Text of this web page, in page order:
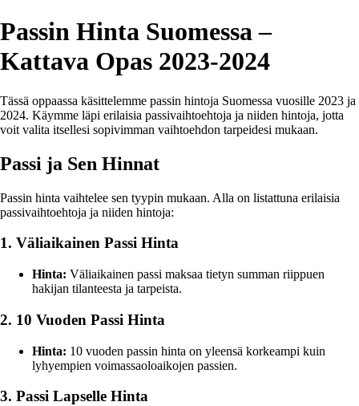
Passin Hinta Suomessa –
Kattava Opas 2023-2024
Tässä oppaassa käsittelemme passin hintoja Suomessa vuosille 2023 ja
2024. Käymme läpi erilaisia passivaihtoehtoja ja niiden hintoja, jotta
voit valita itsellesi sopivimman vaihtoehdon tarpeidesi mukaan.
Passi ja Sen Hinnat
Passin hinta vaihtelee sen tyypin mukaan. Alla on listattuna erilaisia
passivaihtoehtoja ja niiden hintoja:
1. Väliaikainen Passi Hinta
Hinta: Väliaikainen passi maksaa tietyn summan riippuen
hakijan tilanteesta ja tarpeista.
2. 10 Vuoden Passi Hinta
Hinta: 10 vuoden passin hinta on yleensä korkeampi kuin
lyhyempien voimassaoloaikojen passien.
3. Passi Lapselle Hinta